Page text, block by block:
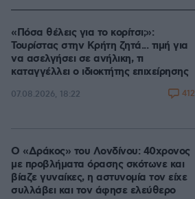
«Πόσα θέλεις για το κορίτσι;»:
Τουρίστας στην Κρήτη ζητά... τιμή για
να ασελγήσει σε ανήλικη, τι
καταγγέλλει ο ιδιοκτήτης επιχείρησης
07.08.2026, 18:22 412
Ο «Δράκος» του Λονδίνου: 40χρονος
με προβλήματα όρασης σκότωνε και
βίαζε γυναίκες, η αστυνομία τον είχε
συλλάβει και τον άφησε ελεύθερο